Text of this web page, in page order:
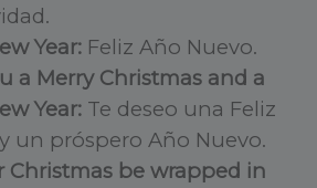
Year:Feliz Año Nuevo.
a Merry Christmas and a
Year:Te deseo una Feliz
un próspero Año Nuevo.
Christmas be wrapped in